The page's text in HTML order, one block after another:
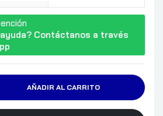
0° C ~ 70° C
Contáctanos a través
AÑADIR AL CARRITO